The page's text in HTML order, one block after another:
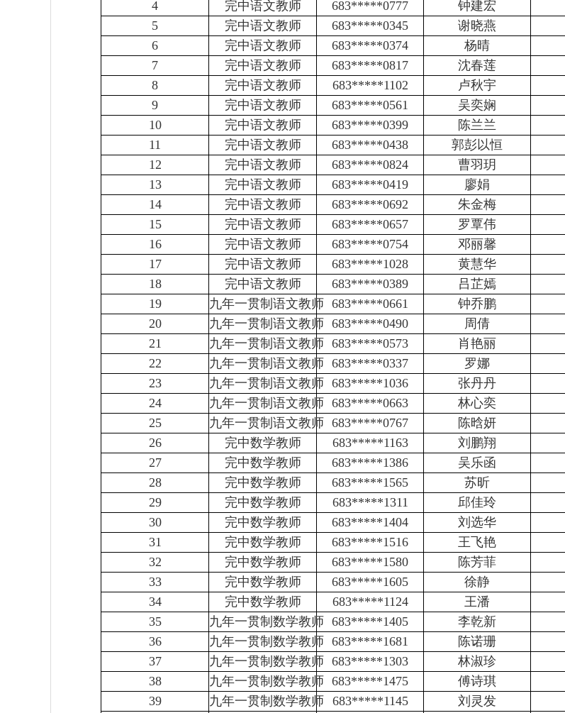
4
完中语文教师 683*****0777 钟建宏
5
完中语文教师 683*****0345 谢晓燕
6
完中语文教师 683*****0374 杨晴
7
完中语文教师 683*****0817 沈春莲
8
完中语文教师 683*****1102 卢秋宇
9
完中语文教师 683*****0561 吴奕娴
10
完中语文教师 683*****0399 陈兰兰
11
完中语文教师 683*****0438 郭彭以恒
12
完中语文教师 683*****0824 曹羽玥
13
完中语文教师 683*****0419 廖娟
14
完中语文教师 683*****0692 朱金梅
15
完中语文教师 683*****0657 罗覃伟
16
完中语文教师 683*****0754 邓丽馨
17
完中语文教师 683*****1028 黄慧华
18
完中语文教师 683*****0389 吕芷嫣
19
九年一贯制语文教师 683*****0661 钟乔鹏
20
九年一贯制语文教师 683*****0490 周倩
21
九年一贯制语文教师 683*****0573 肖艳丽
22
九年一贯制语文教师 683*****0337 罗娜
23
九年一贯制语文教师 683*****1036 张丹丹
24
九年一贯制语文教师 683*****0663 林心奕
25
九年一贯制语文教师 683*****0767 陈晗妍
26
完中数学教师 683*****1163 刘鹏翔
27
完中数学教师 683*****1386 吴乐函
28
完中数学教师 683*****1565 苏昕
29
完中数学教师 683*****1311 邱佳玲
30
完中数学教师 683*****1404 刘选华
31
完中数学教师 683*****1516 王飞艳
32
完中数学教师 683*****1580 陈芳菲
33
完中数学教师 683*****1605 徐静
34
完中数学教师 683*****1124 王潘
35
九年一贯制数学教师 683*****1405 李乾新
36
九年一贯制数学教师 683*****1681 陈诺珊
37
九年一贯制数学教师 683*****1303 林淑珍
38
九年一贯制数学教师 683*****1475 傅诗琪
39
九年一贯制数学教师 683*****1145 刘灵发